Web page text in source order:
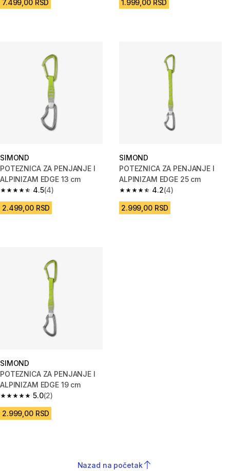
7.499,00 RSD 1.999,00 RSD
SIMOND
POTEZNICA ZA PENJANJE I
ALPINIZAM EDGE 13 cm
4.5
4.5 od 5 zvezdica from 4 Recenzije
(4)
2.499,00 RSD
SIMOND
POTEZNICA ZA PENJANJE I
ALPINIZAM EDGE 25 cm
4.2
4.2 od 5 zvezdica from 4
(4)
2.999,00 RSD
SIMOND
POTEZNICA ZA PENJANJE I
ALPINIZAM EDGE 19 cm
5.0
5.0 od 5 zvezdica from 2 Recenzije
(2)
2.999,00 RSD
Nazad na početak